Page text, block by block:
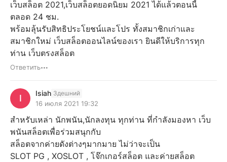
เว็บสล็อต 2021,เว็บสล็อตยอดนิยม 2021 ได้แล้วตอนนี้
ตลอด 24 ชม.
พร้อมลุ้นรับสิทธิประโยชน์และโปร ทั้งสมาชิกเก่าและ
สมาชิกใหม่ เว็บสล็อตออนไลน์ของเรา ยินดีให้บริการทุก
ท่าน เว็บตรงสล็อต
Ответить
I Isiah Здешний
16 июля 2021 19:32
สำหรับเหล่า นักพนัน,นักลงทุน ทุกท่าน ที่กำลังมองหา เว็บ
พนันสล็อตเพื่อร่วมสนุกกับ
สล็อตจากค่ายดังต่างๆมากมาย ไม่ว่าจะเป็น
SLOT PG , XOSLOT , โจ๊กเกอร์สล็อต และค่ายสล็อต